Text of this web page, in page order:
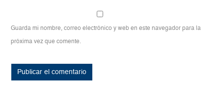
Guarda mi nombre, correo electrónico y web en este navegador para la
próxima vez que comente.